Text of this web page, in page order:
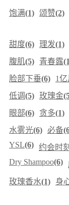
饱满(1) 颂赞(2)
甜度(6) 理发(1)
腹肌(5) 青春露
脸部下垂(6) 1亿
低调(5) 玫瑰金
眼部(6) 贪多(1)
水雾光(6) 必备
YSL(6) 约会时刻
Dry Shampoo(6)
玫瑰香水(1) 身